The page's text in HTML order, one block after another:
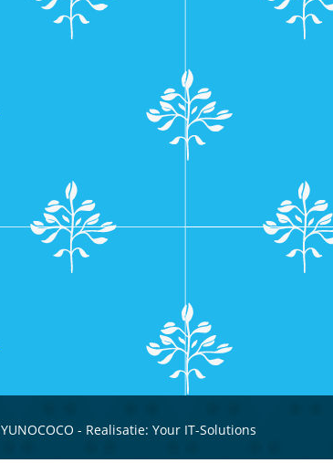
YUNOCOCO - Realisatie: Your IT-Solutions